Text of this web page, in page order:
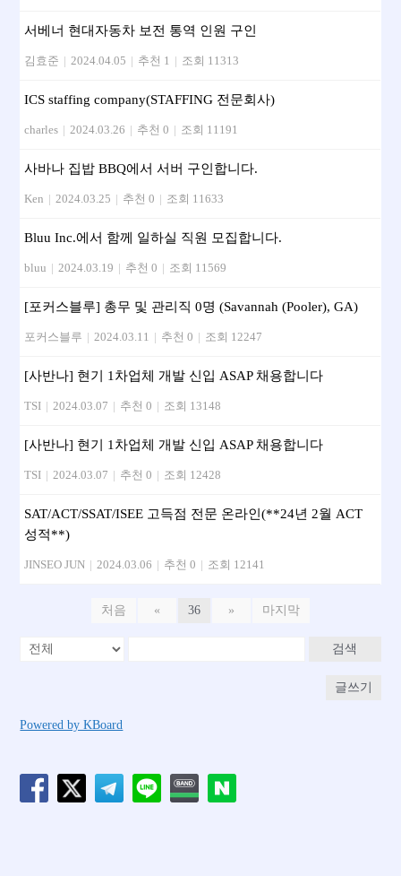
서베너 현대자동차 보전 통역 인원 구인
김효준 | 2024.04.05 | 추천 1 | 조회 11313
ICS staffing company(STAFFING 전문회사)
charles | 2024.03.26 | 추천 0 | 조회 11191
사바나 집밥 BBQ에서 서버 구인합니다.
Ken | 2024.03.25 | 추천 0 | 조회 11633
Bluu Inc.에서 함께 일하실 직원 모집합니다.
bluu | 2024.03.19 | 추천 0 | 조회 11569
[포커스블루] 총무 및 관리직 0명 (Savannah (Pooler), GA)
포커스블루 | 2024.03.11 | 추천 0 | 조회 12247
[사반나] 현기 1차업체 개발 신입 ASAP 채용합니다
TSI | 2024.03.07 | 추천 0 | 조회 13148
[사반나] 현기 1차업체 개발 신입 ASAP 채용합니다
TSI | 2024.03.07 | 추천 0 | 조회 12428
SAT/ACT/SSAT/ISEE 고득점 전문 온라인(**24년 2월 ACT
성적**)
JINSEO JUN | 2024.03.06 | 추천 0 | 조회 12141
처음 « 36 » 마지막
검색
글쓰기
Powered by KBoard